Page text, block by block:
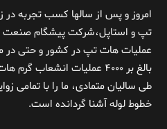
امروز و پس از سالها کسب تجربه در
تپ و استاپل،شرکت پیشگام صنعت
عملیات هات تپ در کشور و حتی در
بالغ بر ۴۰۰۰ عملیات
طی سالیان متمادی، ما را با تمامی
خطوط لوله آشنا گردانده است.